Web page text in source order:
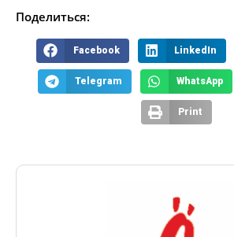
Поделиться:
Facebook LinkedIn
Telegram WhatsApp
Print